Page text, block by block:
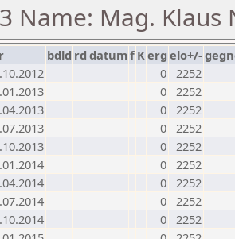
Name: Mag. Klaus
bdld rd datumf Kerg elo+/-
0 2252
0 2252
0 2252
0 2252
0 2252
0 2252
0 2252
0 2252
0 2252